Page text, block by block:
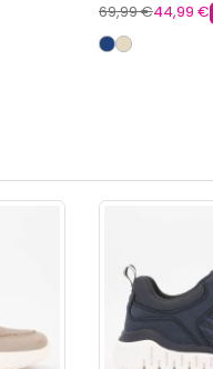
69,99 €44,99 €